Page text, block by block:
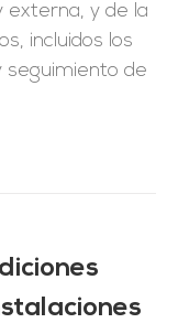
externa, y de la
incluidos los
seguimiento de